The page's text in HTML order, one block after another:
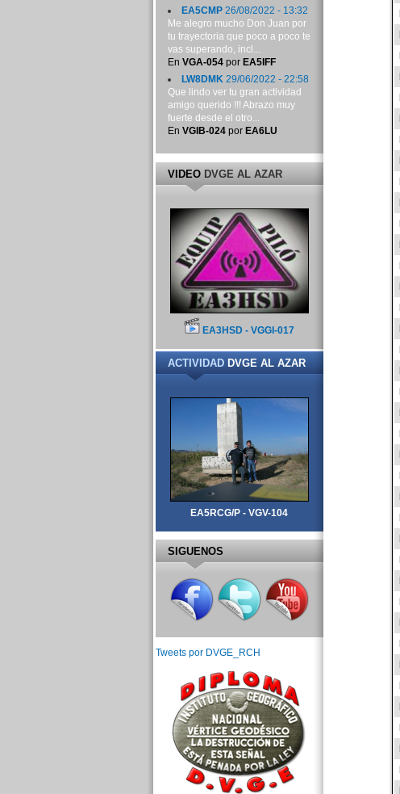
EA5CMP26/08/2022 - 13:32
Me alegro mucho Don Juan por
tu trayectoria que poco a poco te
vas superando, incl...
En VGA-054por EA5IFF
LW8DMK29/06/2022 - 22:58
Que lindo ver tu gran actividad
amigo querido !!! Abrazo muy
fuerte desde el otro...
En VGIB-024por EA6LU
VIDEODVGE AL AZAR
EA3HSD - VGGI-017
ACTIVIDADDVGE AL AZAR
EA5RCG/P - VGV-104
SIGUENOS
Tweets por DVGE_RCH